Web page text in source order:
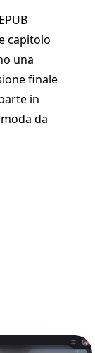
capitolo
una
finale
in
da